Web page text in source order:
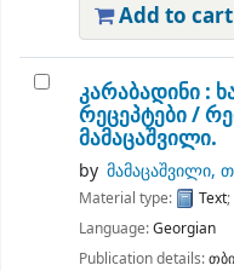
Add to cart
კარაბადინი :
რეცეპტები /
მამაცაშვილი.
by მამაცაშვილი,
Material type: Text;
Language:Georgian
Publication details: